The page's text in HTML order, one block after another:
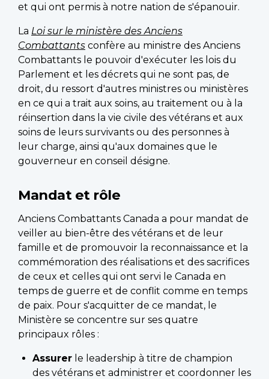
et qui ont permis à notre nation de s'épanouir.
La Loi sur le ministère des Anciens
Combattants confère au ministre des Anciens
Combattants le pouvoir d'exécuter les lois du
Parlement et les décrets qui ne sont pas, de
droit, du ressort d'autres ministres ou ministères
en ce qui a trait aux soins, au traitement ou à la
réinsertion dans la vie civile des vétérans et aux
soins de leurs survivants ou des personnes à
leur charge, ainsi qu'aux domaines que le
gouverneur en conseil désigne.
Mandat et rôle
Anciens Combattants Canada a pour mandat de
veiller au bien-être des vétérans et de leur
famille et de promouvoir la reconnaissance et la
commémoration des réalisations et des sacrifices
de ceux et celles qui ont servi le Canada en
temps de guerre et de conflit comme en temps
de paix. Pour s'acquitter de ce mandat, le
Ministère se concentre sur ses quatre
principaux rôles :
Assurer le leadership à titre de champion
des vétérans et administrer et coordonner les